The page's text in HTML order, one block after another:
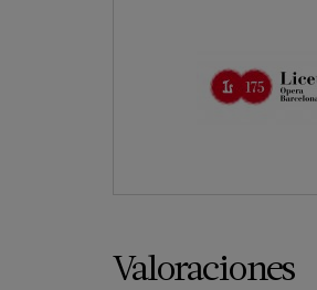
Valoraciones